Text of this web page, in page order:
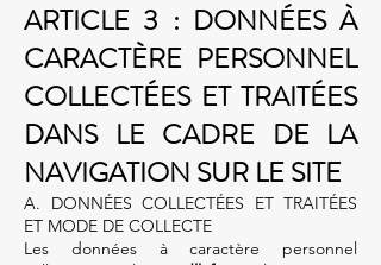
ARTICLE 3 : DONNÉES À
CARACTÈRE PERSONNEL
COLLECTÉES ET TRAITÉES
DANS LE CADRE DE LA
NAVIGATION SUR LE SITE
A. DONNÉES COLLECTÉES ET TRAITÉES
ET MODE DE COLLECTE
Les données à caractère personnel